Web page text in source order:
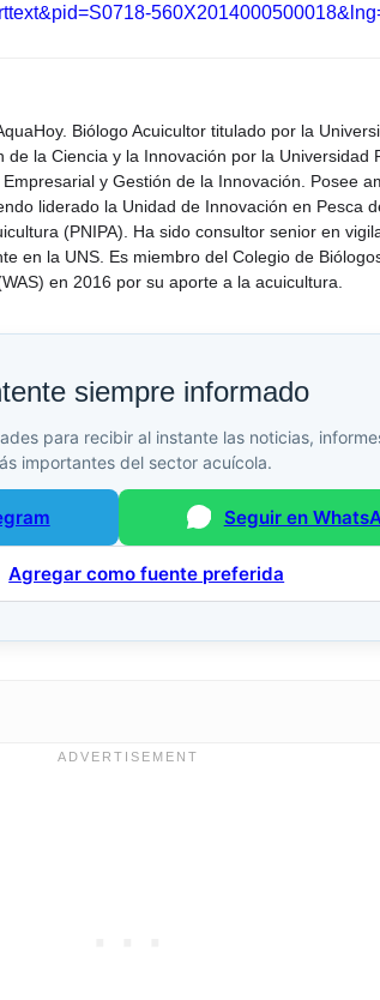
Biólogo Acuicultor titulado por la
de la Ciencia y la Innovación por la Universidad
y Gestión de la Innovación. Posee
liderado la Unidad de Innovación en Pesca
(PNIPA). Ha sido consultor senior en
en la UNS. Es miembro del Colegio de
en 2016 por su aporte a la acuicultura.
siempre informado
para recibir al instante las noticias,
importantes del sector acuícola.
Seguir en
Agregar como fuente preferida